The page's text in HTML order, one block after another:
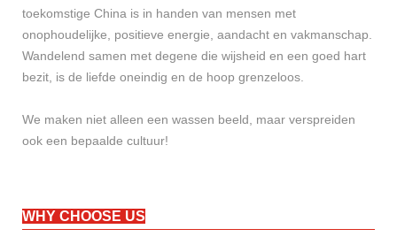
toekomstige China is in handen van mensen met
onophoudelijke, positieve energie, aandacht en vakmanschap.
Wandelend samen met degene die wijsheid en een goed hart
bezit, is de liefde oneindig en de hoop grenzeloos.
We maken niet alleen een wassen beeld, maar verspreiden
ook een bepaalde cultuur!
WHY CHOOSE US